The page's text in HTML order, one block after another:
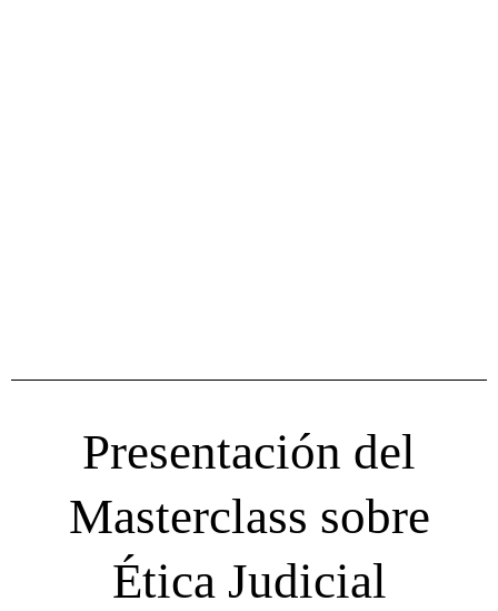
Presentación del
Masterclass sobre
Ética Judicial